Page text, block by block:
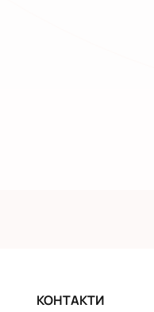
КОНТАКТИ